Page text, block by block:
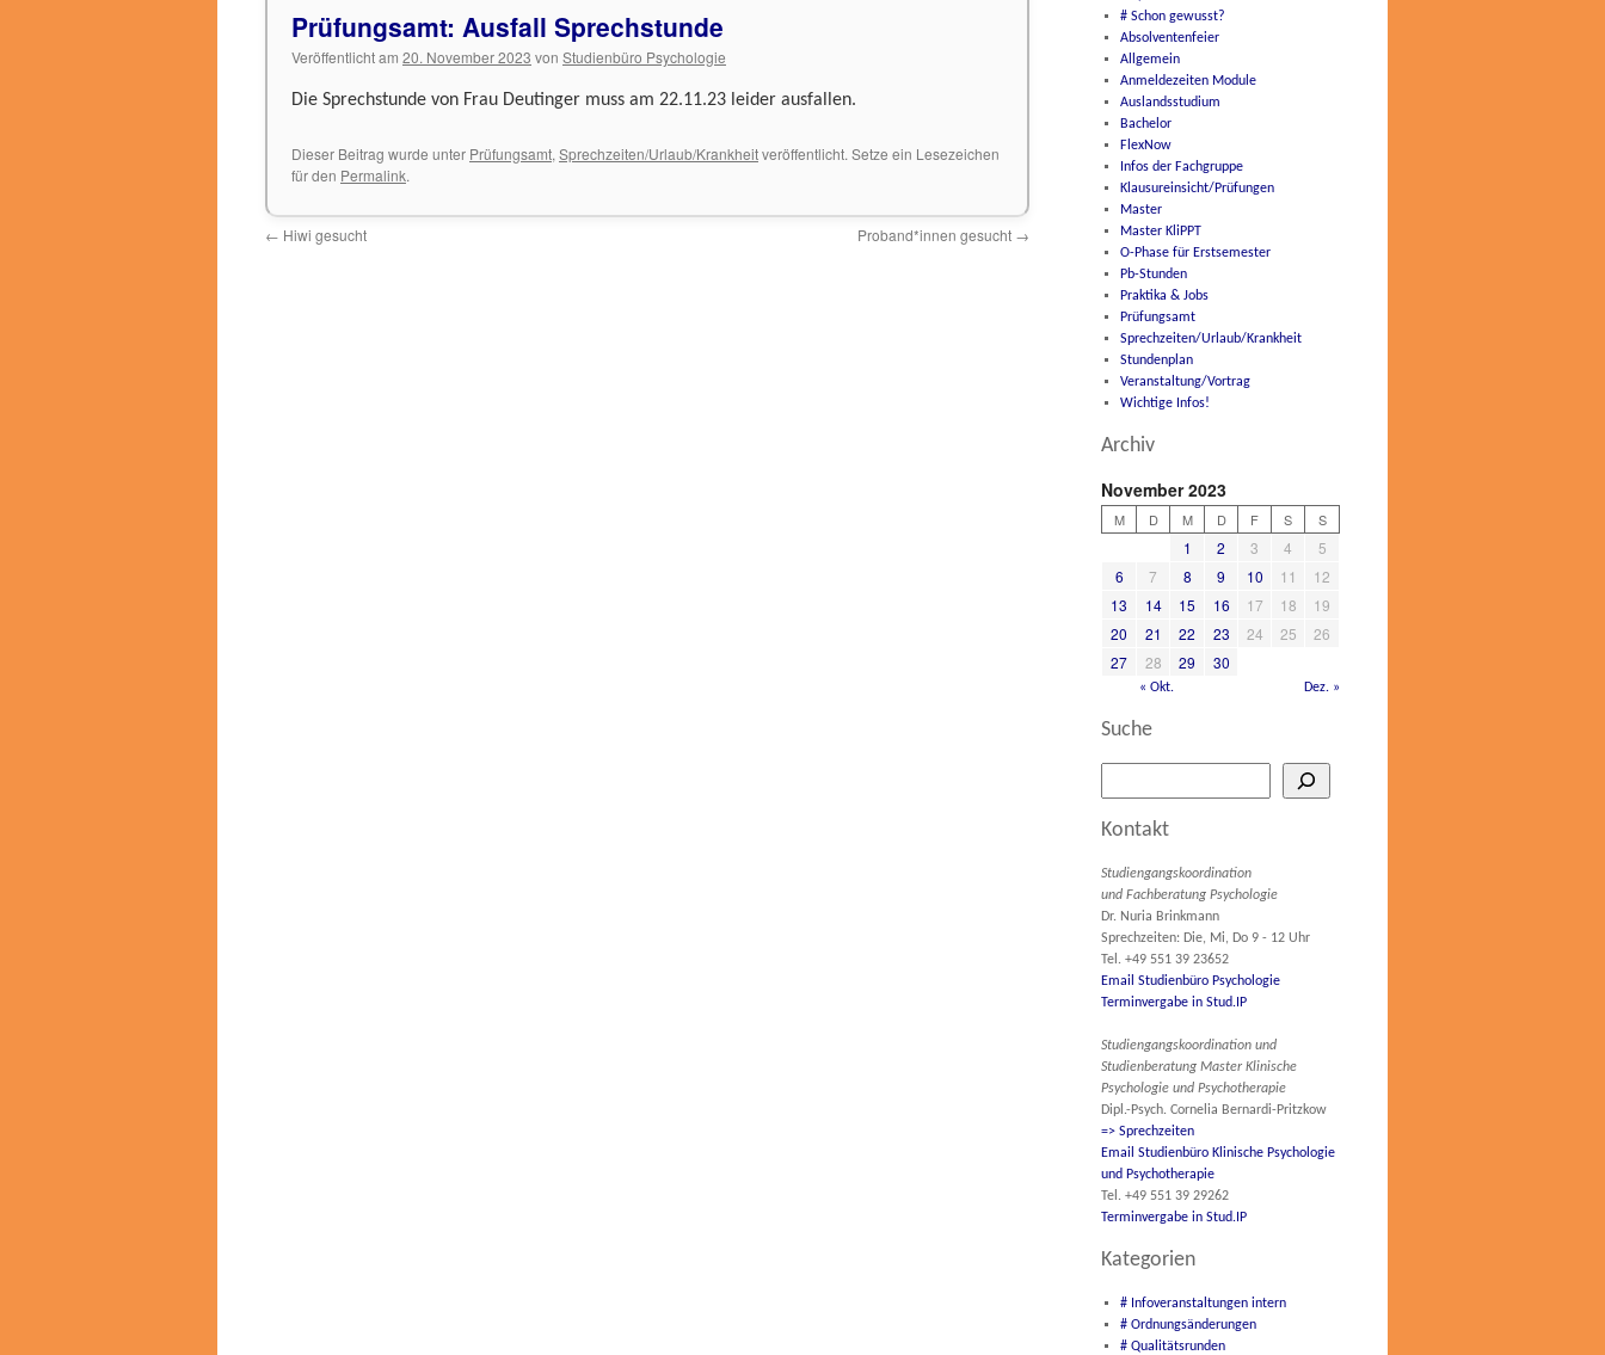
Prüfungsamt: Ausfall Sprechstunde
Veröffentlicht am 20. November 2023 von Studienbüro Psychologie
Die Sprechstunde von Frau Deutinger muss am 22.11.23 leider ausfallen.
Dieser Beitrag wurde unter Prüfungsamt, Sprechzeiten/Urlaub/Krankheitveröffentlicht. Setze ein Lesezeichen
für den Permalink.
← Hiwi gesucht Proband*innen gesucht →
# Schon gewusst?
Absolventenfeier
Allgemein
Anmeldezeiten Module
Auslandsstudium
Bachelor
FlexNow
Infos der Fachgruppe
Klausureinsicht/Prüfungen
Master
Master KliPPT
O-Phase für Erstsemester
Pb-Stunden
Praktika & Jobs
Prüfungsamt
Sprechzeiten/Urlaub/Krankheit
Stundenplan
Veranstaltung/Vortrag
Wichtige Infos!
Archiv
November 2023
M D M D F S S
1 2 3 4
5
6
7 8 9 10 11
12
13
14 15 16 17 18
19
20
21 22 23 24 25
26
27
28 29 30
« Okt. Dez. »
Suche
Kontakt
Studiengangskoordination
und Fachberatung Psychologie
Dr. Nuria Brinkmann
Sprechzeiten: Die, Mi, Do 9 - 12 Uhr
Tel. +49 551 39 23652
Email Studienbüro Psychologie
Terminvergabe in Stud.IP
Studiengangskoordination und
Studienberatung Master Klinische
Psychologie und Psychotherapie
Dipl.-Psych. Cornelia Bernardi-Pritzkow
=> Sprechzeiten
Email Studienbüro Klinische Psychologie
und Psychotherapie
Tel. +49 551 39 29262
Terminvergabe in Stud.IP
Kategorien
# Infoveranstaltungen intern
# Ordnungsänderungen
# Qualitätsrunden